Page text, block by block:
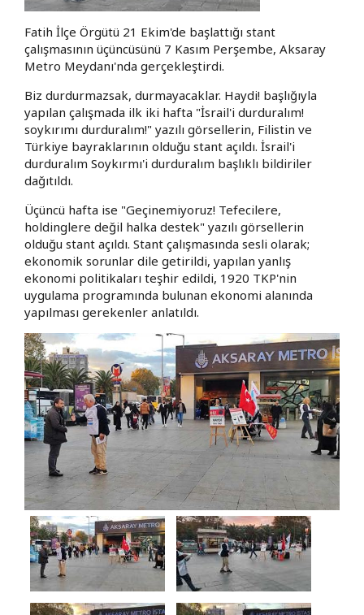
Fatih İlçe Örgütü 21 Ekim'de başlattığı stant
çalışmasının üçüncüsünü 7 Kasım Perşembe, Aksaray
Metro Meydanı'nda gerçekleştirdi.
Biz durdurmazsak, durmayacaklar. Haydi! başlığıyla
yapılan çalışmada ilk iki hafta "İsrail'i durduralım!
soykırımı durduralım!" yazılı görsellerin, Filistin ve
Türkiye bayraklarının olduğu stant açıldı. İsrail'i
durduralım Soykırmı'i durduralım başlıklı bildiriler
dağıtıldı.
Üçüncü hafta ise "Geçinemiyoruz! Tefecilere,
holdinglere değil halka destek" yazılı görsellerin
olduğu stant açıldı. Stant çalışmasında sesli olarak;
ekonomik sorunlar dile getirildi, yapılan yanlış
ekonomi politikaları teşhir edildi, 1920 TKP'nin
uygulama programında bulunan ekonomi alanında
yapılması gerekenler anlatıldı.